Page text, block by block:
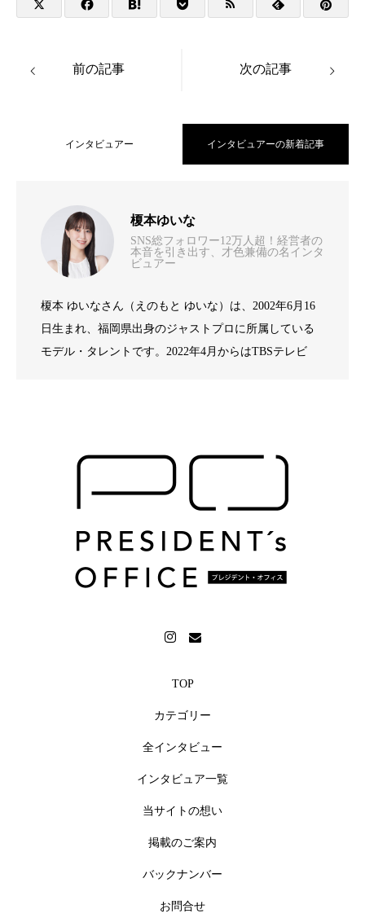
前の記事 次の記事
インタビュアー インタビュアーの新着記事
榎本ゆいな
SNS総フォロワー12万人超！経営者の
本音を引き出す、才色兼備の名インタ
ビュアー
榎本 ゆいなさん（えのもと ゆいな）は、2002年6月16
日生まれ、福岡県出身のジャストプロに所属している
モデル・タレントです。2022年4月からはTBSテレビ
共演がSNSで大きな話題となり、SNS上でも大きな注目
を浴びました。プライベートでは読書やゲーム、映画
鑑賞など多彩な趣味を持ち、X（旧Twitter）では4.2万
人、Instagramでは8.6万人のフォロワーから日々温かい
在）今回、榎本さんにインタビュアーをお願いしたい
届けてくださることを期待しています。また、榎本さ
んの持つ親しみやすさは、インタビュー記事をより身
より多くの人々に伝える力となるでしょう。テレビと
SNSで培われた榎本さんの発信力は、インタビュー記事
っかけにもなると信じています。
える予防の最前線 – いかわデンタルクリ
ニック豊田 院長・医学博士 井川 浩海
2026.05.21 唯一のルールは「仲良くすること」――
元教員が挑む教育事業の革新-株式会社自
2026.05.21 親知らずに人生をかけた匠が不安を安心
TOP
カテゴリー
全インタビュー
インタビュア一覧
当サイトの想い
掲載のご案内
バックナンバー
お問合せ